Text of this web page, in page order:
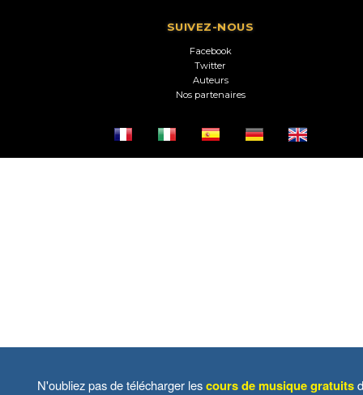
SUIVEZ-NOUS
Facebook
Twitter
Auteurs
Nos partenaires
N'oubliez pas de télécharger lescours de musique gratuits